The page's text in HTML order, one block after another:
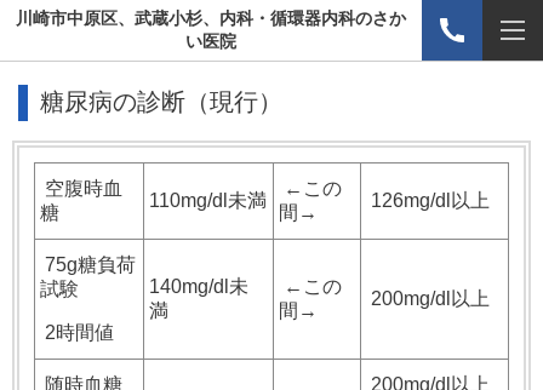
川崎市中原区、武蔵小杉、内科・循環器内科のさか
い医院
糖尿病の診断（現行）
空腹時血
糖
110mg/dl未満
←この
間→
126mg/dl以上
75g糖負荷
試験
2時間値
140mg/dl未
満
←この
間→
200mg/dl以上
随時血糖 200mg/dl以上